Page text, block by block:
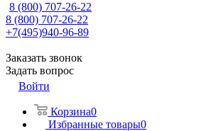
8 (800) 707-26-22
8 (800) 707-26-22
+7(495)940-96-89
Заказать звонок
Задать вопрос
Войти
Корзина0
Избранные товары0